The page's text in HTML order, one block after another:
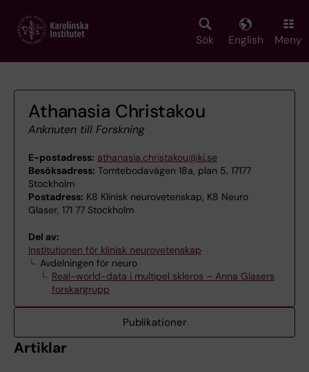
main
Sök English Meny
Athanasia Christakou
Anknuten till Forskning
E-postadress: athanasia.christakou@ki.se
Besöksadress: Tomtebodavägen 18a, plan 5, 17177
Stockholm
Postadress: K8 Klinisk neurovetenskap, K8 Neuro
Glaser, 171 77 Stockholm
Del av:
Institutionen för klinisk neurovetenskap
Avdelningen för neuro
Real-world-data i multipel skleros – Anna Glasers
forskargrupp
Publikationer
Artiklar